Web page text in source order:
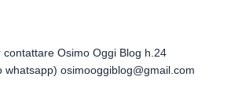
Osimo Oggi Blog h.24
whatsapp) osimooggiblog@gmail.com